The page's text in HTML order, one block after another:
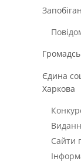
Єдина
Харкова
Сайти